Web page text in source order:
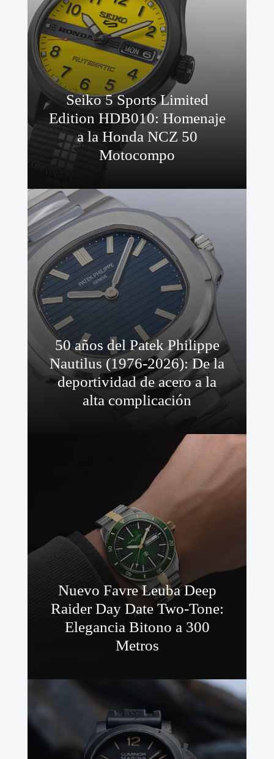
Seiko 5 Sports Limited
Edition HDB010: Homenaje
a la Honda NCZ 50
Motocompo
50 años del Patek Philippe
Nautilus (1976-2026): De la
deportividad de acero a la
alta complicación
Nuevo Favre Leuba Deep
Raider Day Date Two-Tone:
Elegancia Bitono a 300
Metros